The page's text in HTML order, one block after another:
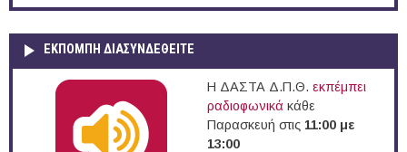
ΕΚΠΟΜΠΉ ΔΙΑΣΥΝΔΕΘΕΊΤΕ
Η ΔΑΣΤΑ Δ.Π.Θ. εκπέμπει
ραδιοφωνικά κάθε
Παρασκευή στις 11:00 με
13:00